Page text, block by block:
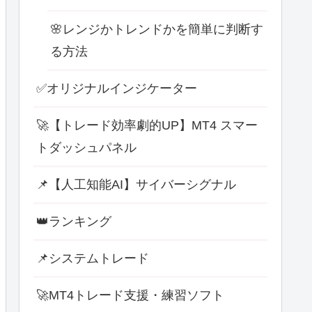
🌸レンジかトレンドかを簡単に判断す
る方法
✅オリジナルインジケーター
🚀【トレード効率劇的UP】MT4 スマー
トダッシュパネル
📌【人工知能AI】サイバーシグナル
👑ランキング
📌システムトレード
🚀MT4トレード支援・練習ソフト